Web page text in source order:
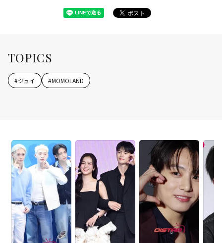
TOPICS
#ジュイ #MOMOLAND